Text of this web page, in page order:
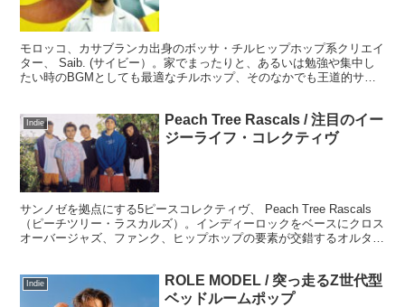
モロッコ、カサブランカ出身のボッサ・チルヒップホップ系クリエイ
ター、 Saib. (サイビー）。家でまったりと、あるいは勉強や集中し
たい時のBGMとしても最適なチルホップ、そのなかでも王道的サウ
Indie
Peach Tree Rascals / 注目のイー
ジーライフ・コレクティヴ
サンノゼを拠点にする5ピースコレクティヴ、 Peach Tree Rascals
（ピーチツリー・ラスカルズ）。インディーロックをベースにクロス
オーバージャズ、ファンク、ヒップホップの要素が交錯するオルタナ
Indie
ROLE MODEL / 突っ走るZ世代型
ベッドルームポップ